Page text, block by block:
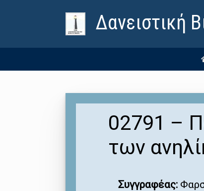
Δανειστική
02791 –
των
Συγγραφέας: